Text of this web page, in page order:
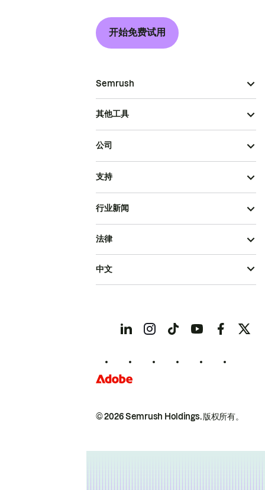
开始免费试用
Semrush
其他工具
公司
支持
行业新闻
© 2026 Semrush Holdings.版权所有。
法律
中文